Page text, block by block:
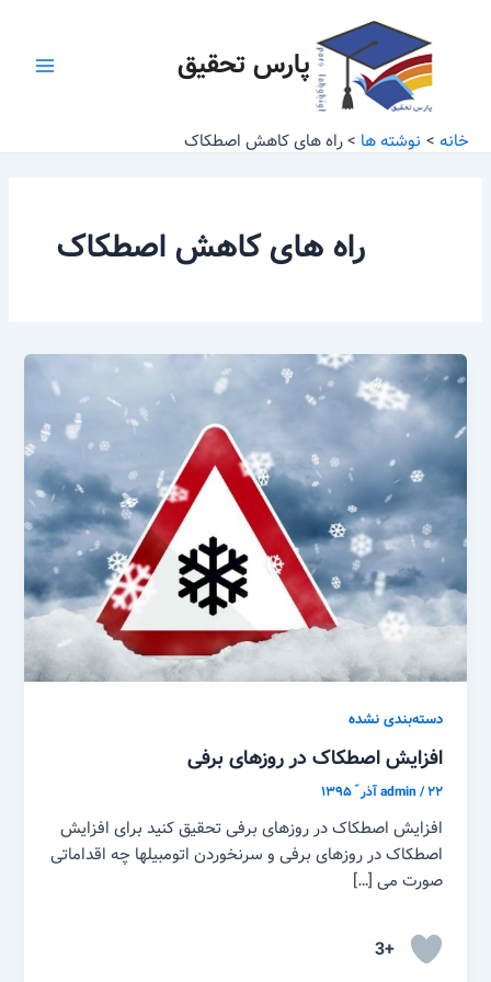
پارس تحقیق
خانه نوشته ها راه های کاهش اصطکاک
راه های کاهش اصطکاک
دسته‌بندی نشده
افزایش اصطکاک در روزهای برفی
admin/۲۲ آذر ّ ۱۳۹۵
افزایش اصطکاک در روزهای برفی تحقیق کنید برای افزایش
اصطکاک در روزهای برفی و سرنخوردن اتومبیلها چه اقداماتی
صورت می […]
+3